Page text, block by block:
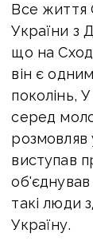
Все життя
України з
що на
він є
поколінь,
серед
розмовляв
виступав
такі люди
Україну.